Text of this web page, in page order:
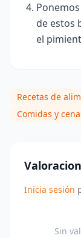
de estos
el
Recetas de
Comidas y
Inicia sesión
Sin